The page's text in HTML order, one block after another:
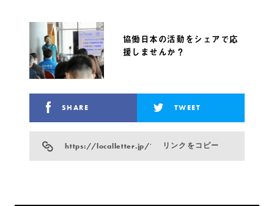
協働日本の活動をシェアで応
援しませんか？
SHARE TWEET
https://localletter.jp/?p=19051リンクをコピー